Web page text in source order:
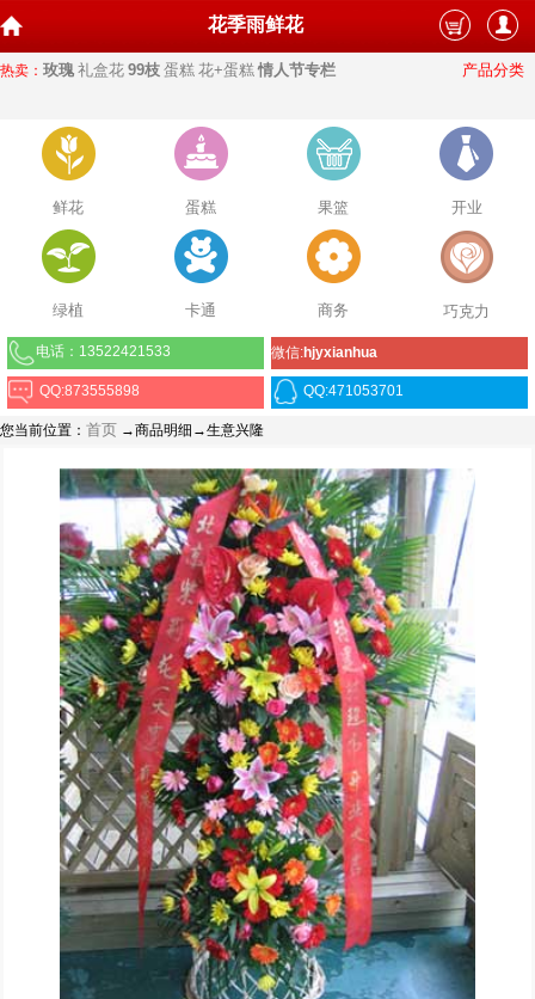
花季雨鲜花
热卖： 玫瑰 礼盒花 99枝 蛋糕 花+蛋糕 情人节专栏 产品分类
鲜花 蛋糕 果篮 开业
绿植 卡通 商务 巧克力
电话：13522421533 微信:hjyxianhua
QQ:873555898 QQ:471053701
您当前位置： 首页 →商品明细→生意兴隆